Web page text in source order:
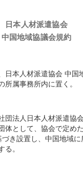
日本人材派遣協会
中国地域協議会規約
本人材派遣協会 中国
所属事務所内に置く。
法人日本人材派遣協
体として、協会で定め
き設置し、中国地域
。